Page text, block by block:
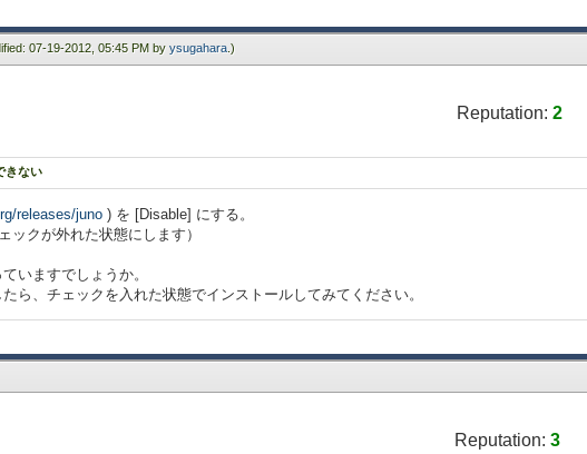
07-19-2012, 05:45 PM by ysugahara .)
Reputation: 2
きない
releases/juno ) を [Disable] にする。
ックが外れた状態にします）
いますでしょうか。
ら、チェックを入れた状態でインストールしてみてください。
Reputation: 3